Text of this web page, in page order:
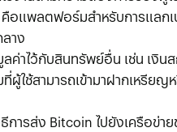
อแพลตฟอร์มสําหรับการแลก
าง
าไว้กับสินทรัพย์อื่น เช่น เงิน
ช้สามารถเข้ามาฝากเหรียญ
การส่ง Bitcoin ไปยังเครือข่